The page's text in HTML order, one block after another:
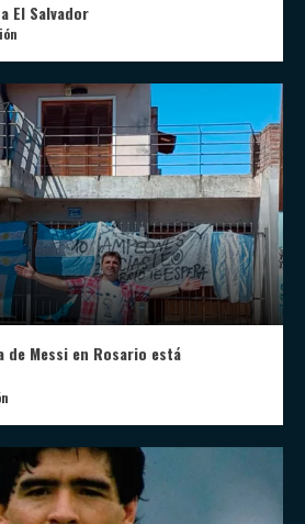
El Salvador
de Messi en Rosario está